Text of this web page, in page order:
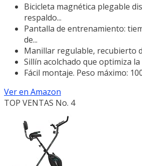
Bicicleta magnética plegable
respaldo...
Pantalla de entrenamiento:
de...
Manillar regulable, recubierto
Sillín acolchado que optimiza
Fácil montaje. Peso máximo:
Ver en Amazon
TOP VENTAS No. 4